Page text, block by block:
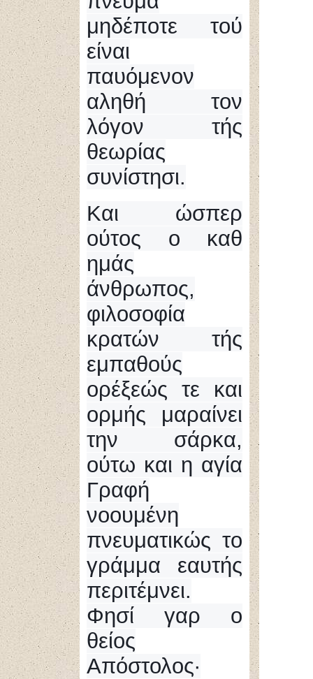
μηδέποτε τού
είναι
παυόμενον
αληθή τον
λόγον τής
θεωρίας
συνίστησι.
Και ώσπερ
ούτος ο καθ
ημάς
άνθρωπος,
φιλοσοφία
κρατών τής
εμπαθούς
ορέξεώς τε και
ορμής μαραίνει
την σάρκα,
ούτω και η αγία
Γραφή
νοουμένη
πνευματικώς το
γράμμα εαυτής
περιτέμνει.
Φησί γαρ ο
θείος
Απόστολος·